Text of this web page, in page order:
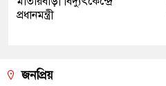
প্রধানমন্ত্রী
জনপ্রিয়